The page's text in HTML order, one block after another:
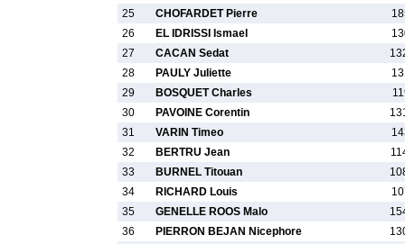
25
CHOFARDET Pierre
26
EL IDRISSI Ismael
27
CACAN Sedat
28
PAULY Juliette
29
BOSQUET Charles
30
PAVOINE Corentin
31
VARIN Timeo
32
BERTRU Jean
33
BURNEL Titouan
34
RICHARD Louis
35
GENELLE ROOS Malo
36
PIERRON BEJAN Nicephore